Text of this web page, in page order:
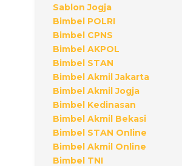
Sablon Jogja
Bimbel POLRI
Bimbel CPNS
Bimbel AKPOL
Bimbel STAN
Bimbel Akmil Jakarta
Bimbel Akmil Jogja
Bimbel Kedinasan
Bimbel Akmil Bekasi
Bimbel STAN Online
Bimbel Akmil Online
Bimbel TNI